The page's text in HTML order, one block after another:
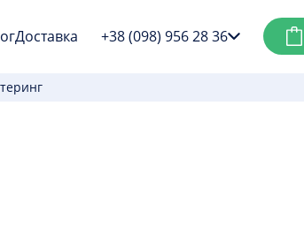
Доставка +38 (098) 956 28 36